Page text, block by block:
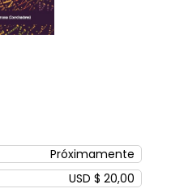
Próximamente
USD $ 20,00